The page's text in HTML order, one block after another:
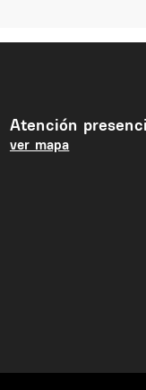
Atención
ver mapa